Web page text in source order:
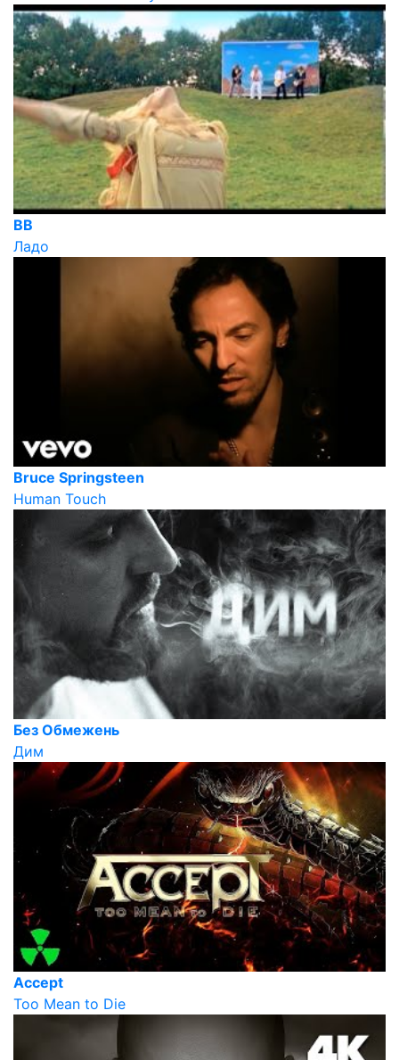
ВВ
Ладо
Bruce Springsteen
Human Touch
Без Обмежень
Дим
Accept
Too Mean to Die